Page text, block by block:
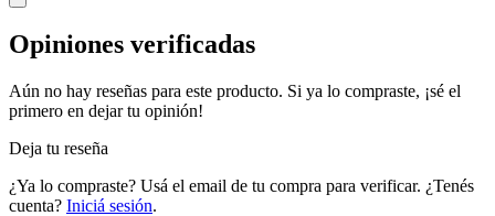
Opiniones verificadas
Aún no hay reseñas para este producto. Si ya lo compraste, ¡sé el
primero en dejar tu opinión!
Deja tu reseña
¿Ya lo compraste? Usá el email de tu compra para verificar. ¿Tenés
cuenta? Iniciá sesión.